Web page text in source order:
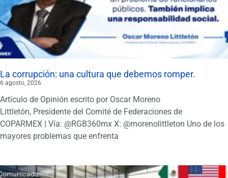
La corrupción: una cultura que debemos romper.
6 agosto, 2026
Artículo de Opinión escrito por Oscar Moreno
Littletón, Presidente del Comité de Federaciones de
COPARMEX | Vía: @RGB360mx X: @morenolittleton Uno de los
mayores problemas que enfrenta